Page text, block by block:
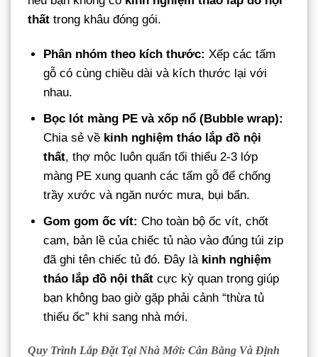
thất trong khâu đóng gói.
Phân nhóm theo kích thước: Xếp các tấm
gỗ có cùng chiều dài và kích thước lại với
nhau.
Bọc lót màng PE và xốp nổ (Bubble wrap):
Chia sẻ về kinh nghiệm tháo lắp đồ nội
thất, thợ mộc luôn quấn tối thiểu 2-3 lớp
màng PE xung quanh các tấm gỗ để chống
trầy xước và ngăn nước mưa, bụi bẩn.
Gom gom ốc vít: Cho toàn bộ ốc vít, chốt
cam, bản lề của chiếc tủ nào vào đúng túi zip
đã ghi tên chiếc tủ đó. Đây là kinh nghiệm
tháo lắp đồ nội thất cực kỳ quan trọng giúp
bạn không bao giờ gặp phải cảnh “thừa tủ
thiếu ốc” khi sang nhà mới.
Quy Trình Lắp Đặt Tại Nhà Mới: Cân Bằng Và Định